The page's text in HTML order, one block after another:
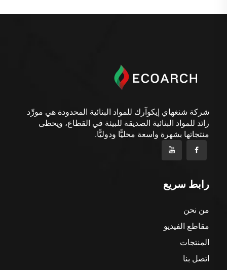
شركة شنغهاي إيكوآرك للمواد البنائية المحدودة هي مورِّد
رائد للمواد البنائية الصديقة للبيئة في القطاع، ويحظى
منتجاتها بشهرة واسعة محليًّا ودوليًّا.
رابط سريع
من نحن
مقاطع الفيديو
المنتجات
اتصل بنا